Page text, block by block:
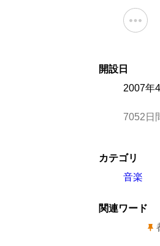
開設日
2007年
7052日
カテゴリ
音楽
関連ワード